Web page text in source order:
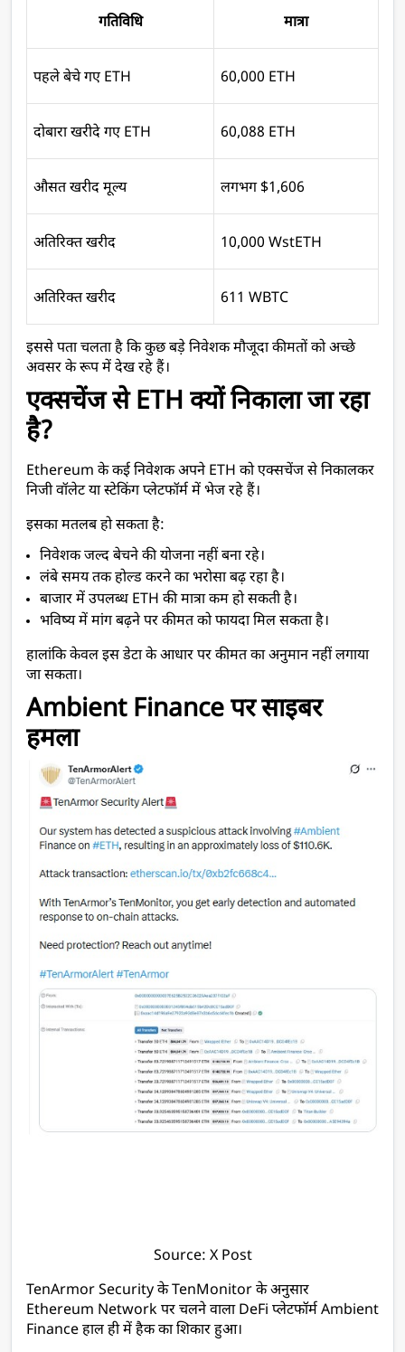
गतिविधि मात्रा
पहले बेचे गए ETH 60,000 ETH
दोबारा खरीदे गए ETH 60,088 ETH
औसत खरीद मूल्य लगभग $1,606
अतिरिक्त खरीद 10,000 WstETH
अतिरिक्त खरीद 611 WBTC
इससे पता चलता है कि कुछ बड़े निवेशक मौजूदा कीमतों को अच्छे
अवसर के रूप में देख रहे हैं।
एक्सचेंज से ETH क्यों निकाला जा रहा
है?
Ethereum के कई निवेशक अपने ETH को एक्सचेंज से निकालकर
निजी वॉलेट या स्टेकिंग प्लेटफॉर्म में भेज रहे हैं।
इसका मतलब हो सकता है:
निवेशक जल्द बेचने की योजना नहीं बना रहे।
लंबे समय तक होल्ड करने का भरोसा बढ़ रहा है।
बाजार में उपलब्ध ETH की मात्रा कम हो सकती है।
भविष्य में मांग बढ़ने पर कीमत को फायदा मिल सकता है।
हालांकि केवल इस डेटा के आधार पर कीमत का अनुमान नहीं लगाया
जा सकता।
Ambient Finance पर साइबर
हमला
Source: X Post
TenArmor Security के TenMonitor के अनुसार
Ethereum Network पर चलने वाला DeFi प्लेटफॉर्म Ambient
Finance हाल ही में हैक का शिकार हुआ।